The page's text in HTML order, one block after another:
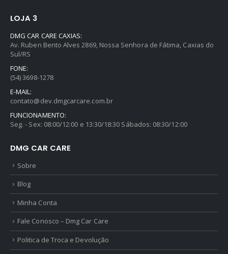
LOJA 3
DMG CAR CARE CAXIAS:
Av. Ruben Bento Alves 2869, Nossa Senhora de Fátima, Caxias do
Sul/RS
FONE:
(54) 3698-1278
E-MAIL:
contato@dev.dmgcarcare.com.br
FUNCIONAMENTO:
Seg. - Sex: 08:00/12:00 e 13:30/18:30 Sábados: 08:30/12:00
DMG CAR CARE
Sobre
Blog
Minha Conta
Fale Conosco – Dmg Car Care
Politica de Troca e Devolução